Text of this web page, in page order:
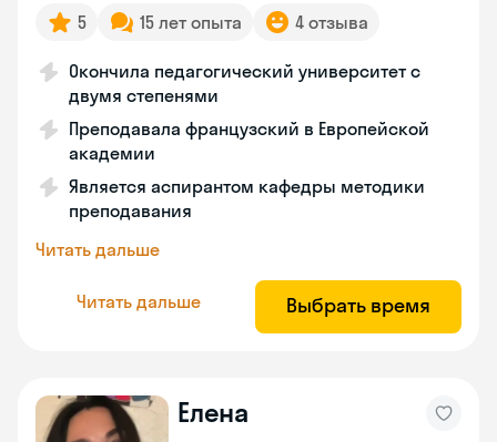
5 15 лет опыта 4 отзыва
Окончила педагогический университет с
двумя степенями
Преподавала французский в Европейской
академии
Является аспирантом кафедры методики
преподавания
Читать дальше
Читать дальше Выбрать время
Елена